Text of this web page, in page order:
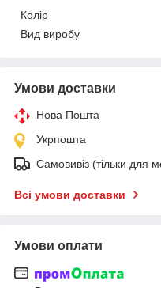
Колір
Вид виробу
Умови доставки
Нова Пошта
Укрпошта
Самовивіз (тільки для
Всі умови доставки
Умови оплати